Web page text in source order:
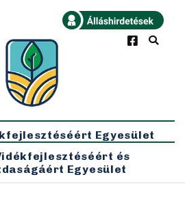
×
Egyesület
és
Egyesület